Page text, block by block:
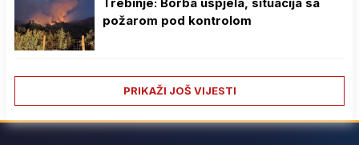
požarom pod kontrolom
PRIKAŽI JOŠ VIJESTI